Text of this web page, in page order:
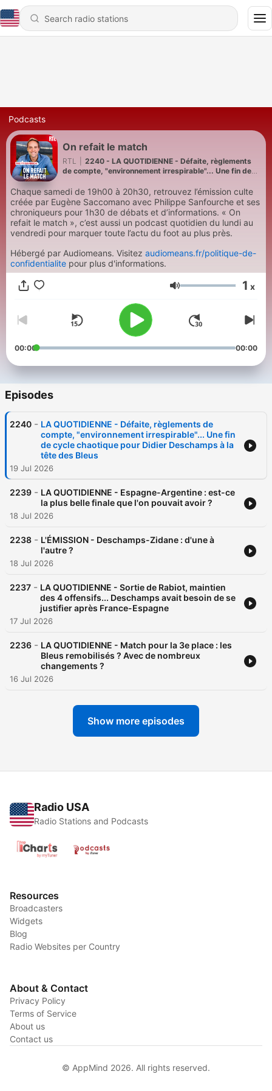
Podcasts
On refait le match
RTL
2240 - LA QUOTIDIENNE - Défaite, règlements
de compte, "environnement irrespirable"... Une fin de
Bleus
Chaque samedi de 19h00 à 20h30, retrouvez l’émission culte
créée par Eugène Saccomano avec Philippe Sanfourche et ses
chroniqueurs pour 1h30 de débats et d’informations. « On
refait le match », c’est aussi un podcast quotidien du lundi au
vendredi pour marquer toute l’actu du foot au plus près.
Hébergé par Audiomeans. Visitez audiomeans.fr/politique-de-
confidentialite pour plus d'informations.
Volume 1 x
00:00 00:00
Episodes
2240 - LA QUOTIDIENNE - Défaite, règlements de
compte, "environnement irrespirable"... Une fin
de cycle chaotique pour Didier Deschamps à la
tête des Bleus
19 Jul 2026
2239 - LA QUOTIDIENNE - Espagne-Argentine : est-ce
la plus belle finale que l'on pouvait avoir ?
18 Jul 2026
2238 - L'ÉMISSION - Deschamps-Zidane : d'une à
l'autre ?
18 Jul 2026
2237 - LA QUOTIDIENNE - Sortie de Rabiot, maintien
des 4 offensifs... Deschamps avait besoin de se
justifier après France-Espagne
17 Jul 2026
2236 - LA QUOTIDIENNE - Match pour la 3e place : les
Bleus remobilisés ? Avec de nombreux
changements ?
16 Jul 2026
Show more episodes
Radio USA
Radio Stations and Podcasts
Resources
Broadcasters
Widgets
Blog
Radio Websites per Country
About & Contact
Privacy Policy
Terms of Service
About us
Contact us
© AppMind 2026. All rights reserved.